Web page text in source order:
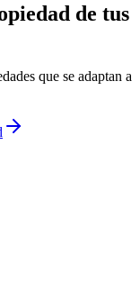
de tus
que se adaptan a